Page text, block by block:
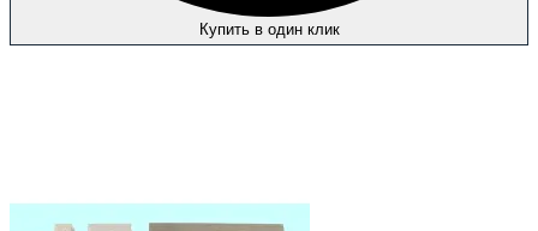
Купить в один клик